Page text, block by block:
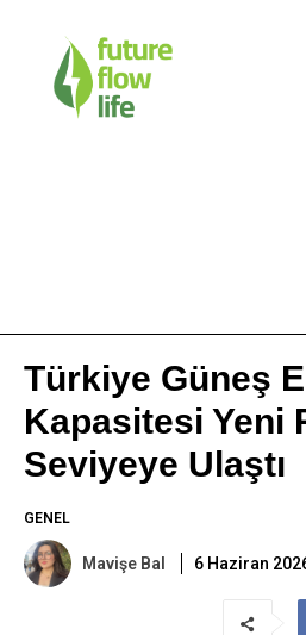
Türkiye Güneş
Kapasitesi Yeni
Seviyeye Ulaştı
GENEL
Mavişe Bal 6 Haziran